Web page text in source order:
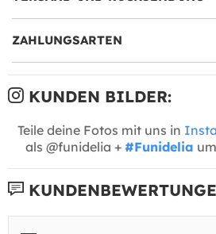
ZAHLUNGSARTEN
KUNDEN BILDER:
Teile deine Fotos mit uns in
als @funidelia + #Funidelia